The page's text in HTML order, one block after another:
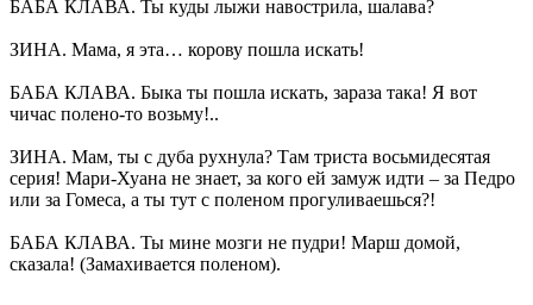
БАБА КЛАВА. Ты куды лыжи навострила, шалава?
ЗИНА. Мама, я эта… корову пошла искать!
БАБА КЛАВА. Быка ты пошла искать, зараза така! Я вот
чичас полено-то возьму!..
ЗИНА. Мам, ты с дуба рухнула? Там триста восьмидесятая
серия! Мари-Хуана не знает, за кого ей замуж идти – за Педро
или за Гомеса, а ты тут с поленом прогуливаешься?!
БАБА КЛАВА. Ты мине мозги не пудри! Марш домой,
сказала! (Замахивается поленом).